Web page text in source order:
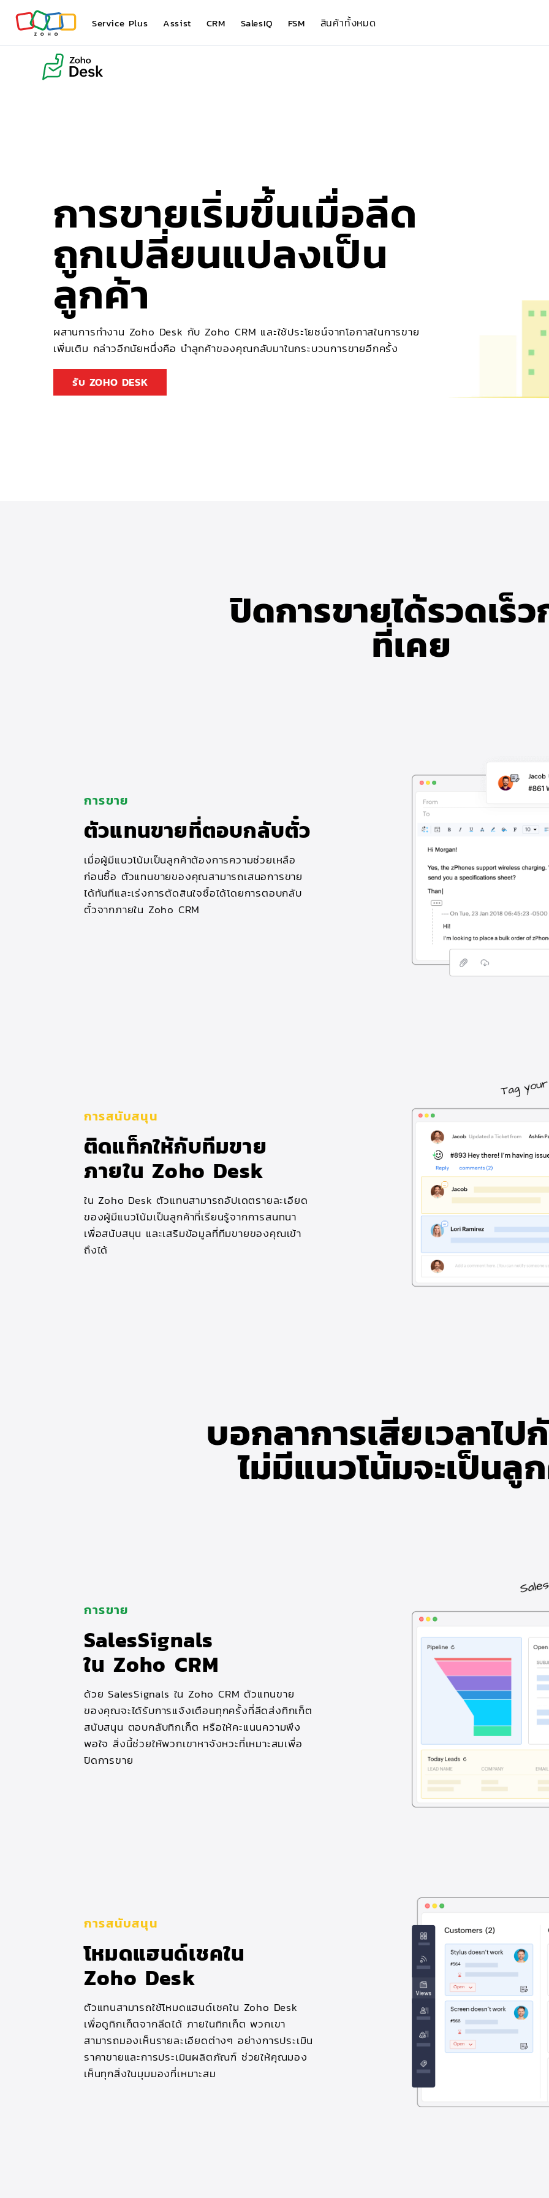
Service Plus Assist CRM SalesIQ FSM สินค้าทั้งหมด
การขายเริ่มขึ้นเมื่อลีด
ถูกเปลี่ยนแปลงเป็น
ลูกค้า
ผสานการทำงาน Zoho Desk กับ Zoho CRM และใช้ประโยชน์จากโอกาสในการขาย
เพิ่มเติม กล่าวอีกนัยหนึ่งคือ นำลูกค้าของคุณกลับมาในกระบวนการขายอีกครั้ง
รับ ZOHO DESK
ปิดการขายได้รวดเร็ว
ที่เคย
การขาย
ตัวแทนขายที่ตอบกลับตั๋ว
เมื่อผู้มีแนวโน้มเป็นลูกค้าต้องการความช่วยเหลือ
ก่อนซื้อ ตัวแทนขายของคุณสามารถเสนอการขาย
ได้ทันทีและเร่งการตัดสินใจซื้อได้โดยการตอบกลับ
ตั๋วจากภายใน Zoho CRM
การสนับสนุน
ติดแท็กให้กับทีมขาย
ภายใน Zoho Desk
ใน Zoho Desk ตัวแทนสามารถอัปเดตรายละเอียด
ของผู้มีแนวโน้มเป็นลูกค้าที่เรียนรู้จากการสนทนา
เพื่อสนับสนุน และเสริมข้อมูลที่ทีมขายของคุณเข้า
ถึงได้
บอกลาการเสียเวลาไ
ไม่มีแนวโน้มจะเป็นลู
การขาย
SalesSignals
ใน Zoho CRM
ด้วย SalesSignals ใน Zoho CRM ตัวแทนขาย
ของคุณจะได้รับการแจ้งเตือนทุกครั้งที่ลีดส่งทิกเก็ต
สนับสนุน ตอบกลับทิกเก็ต หรือให้คะแนนความพึง
พอใจ สิ่งนี้ช่วยให้พวกเขาหาจังหวะที่เหมาะสมเพื่อ
ปิดการขาย
การสนับสนุน
โหมดแฮนด์เชคใน
Zoho Desk
ตัวแทนสามารถใช้โหมดแฮนด์เชคใน Zoho Desk
เพื่อดูทิกเก็ตจากลีดได้ ภายในทิกเก็ต พวกเขา
สามารถมองเห็นรายละเอียดต่างๆ อย่างการประเมิน
ราคาขายและการประเมินผลิตภัณฑ์ ช่วยให้คุณมอง
เห็นทุกสิ่งในมุมมองที่เหมาะสม